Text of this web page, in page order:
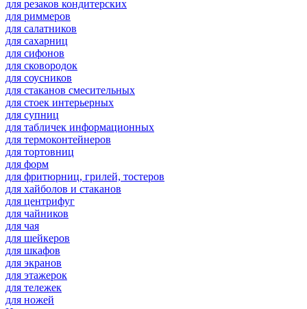
для резаков кондитерских
для риммеров
для салатников
для сахарниц
для сифонов
для сковородок
для соусников
для стаканов смесительных
для стоек интерьерных
для супниц
для табличек информационных
для термоконтейнеров
для тортовниц
для форм
для фритюрниц, грилей, тостеров
для хайболов и стаканов
для центрифуг
для чайников
для чая
для шейкеров
для шкафов
для экранов
для этажерок
для тележек
для ножей